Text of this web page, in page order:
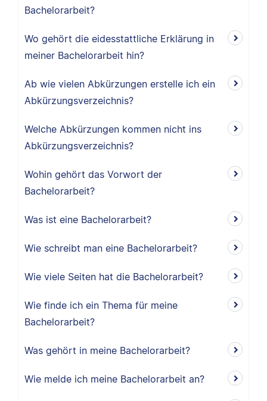
Bachelorarbeit?
Wo gehört die eidesstattliche Erklärung in
meiner Bachelorarbeit hin?
Ab wie vielen Abkürzungen erstelle ich ein
Abkürzungsverzeichnis?
Welche Abkürzungen kommen nicht ins
Abkürzungsverzeichnis?
Wohin gehört das Vorwort der
Bachelorarbeit?
Was ist eine Bachelorarbeit?
Wie schreibt man eine Bachelorarbeit?
Wie viele Seiten hat die Bachelorarbeit?
Wie finde ich ein Thema für meine
Bachelorarbeit?
Was gehört in meine Bachelorarbeit?
Wie melde ich meine Bachelorarbeit an?